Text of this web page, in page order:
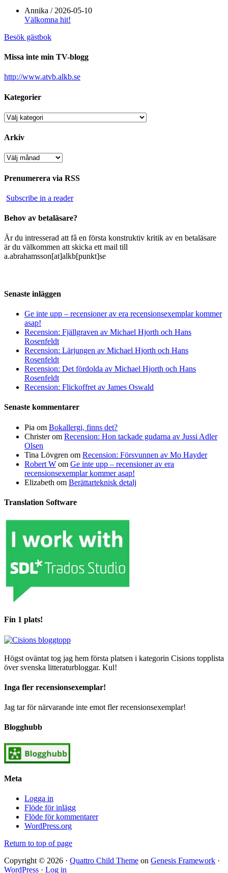
Annika / 2026-05-10
Välkomna hit!
Besök gästbok
Missa inte min TV-blogg
http://www.atvb.alkb.se
Kategorier
Kategorier
Arkiv
Arkiv
Prenumerera via RSS
Subscribe in a reader
Behov av betaläsare?
Är du intresserad att få en första konstruktiv kritik av en betaläsare
är du välkommen att skicka ett mail till
a.abrahamsson[at]alkb[punkt]se
Senaste inläggen
Ge inte upp – recensioner av era recensionsexemplar kommer
asap!
Recension: Fjällgraven av Michael Hjorth och Hans
Rosenfeldt
Recension: Lärjungen av Michael Hjorth och Hans
Rosenfeldt
Recension: Det fördolda av Michael Hjorth och Hans
Rosenfeldt
Recension: Flickoffret av James Oswald
Senaste kommentarer
Pia om Bokallergi, finns det?
Christerom Recension: Hon tackade gudarna av Jussi Adler
Olsen
Tina Lövgren om Recension: Försvunnen av Mo Hayder
Robert W om Ge inte upp – recensioner av era
recensionsexemplar kommer asap!
Elizabeth om Berättarteknisk detalj
Translation Software
Fin 1 plats!
Högst oväntat tog jag hem första platsen i kategorin Cisions topplista
över svenska litteraturbloggar. Kul!
Inga fler recensionsexemplar!
Jag tar för närvarande inte emot fler recensionsexemplar!
Blogghubb
Meta
Logga in
Flöde för inlägg
Flöde för kommentarer
WordPress.org
Return to top of page
Copyright © 2026 · Quattro Child Theme on Genesis Framework ·
WordPress · Log in